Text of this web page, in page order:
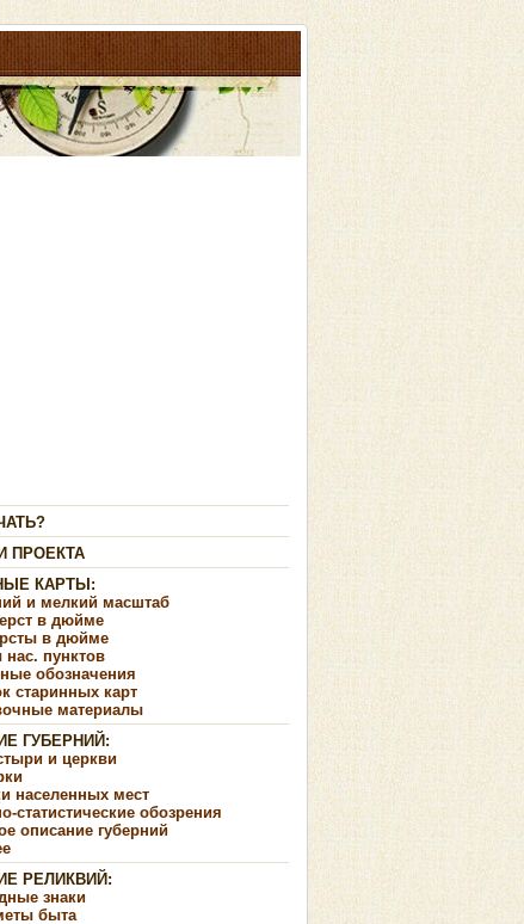
ПРОЕКТА
КАРТЫ:
и мелкий масштаб
в дюйме
в дюйме
нас. пунктов
обозначения
старинных карт
материалы
ГУБЕРНИЙ:
и церкви
населенных мест
статистические обозрения
описание губерний
РЕЛИКВИЙ:
знаки
быта